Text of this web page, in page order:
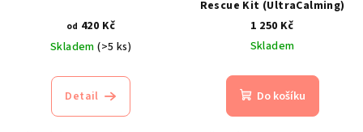
od 420 Kč
Skladem(>5 ks)
Detail
Rescue Kit (UltraCalming)
1 250 Kč
Skladem
Do košíku